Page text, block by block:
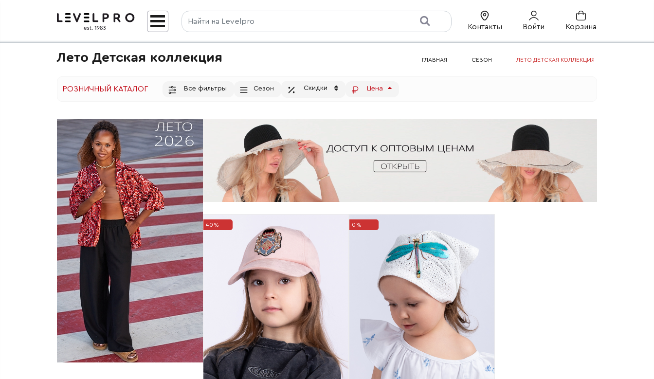
Контакты Войти Корзина
Лето Детская коллекция ГЛАВНАЯ СЕЗОН ЛЕТО ДЕТСКАЯ КОЛЛЕКЦИЯ
РОЗНИЧНЫЙ КАТАЛОГ Все фильтры Сезон Скидки Цена
40% 0%